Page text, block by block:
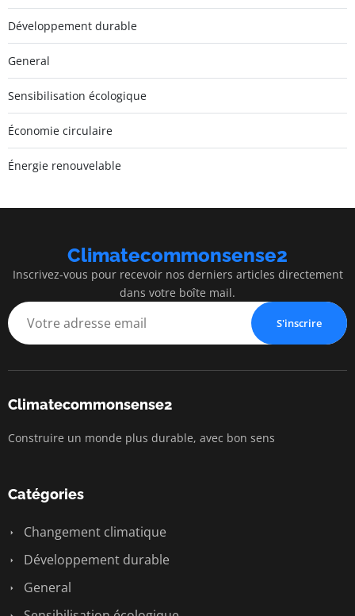
Développement durable
General
Sensibilisation écologique
Économie circulaire
Énergie renouvelable
Climatecommonsense2
Inscrivez-vous pour recevoir nos derniers articles directement
dans votre boîte mail.
S'inscrire
Climatecommonsense2
Construire un monde plus durable, avec bon sens
Catégories
Changement climatique
Développement durable
General